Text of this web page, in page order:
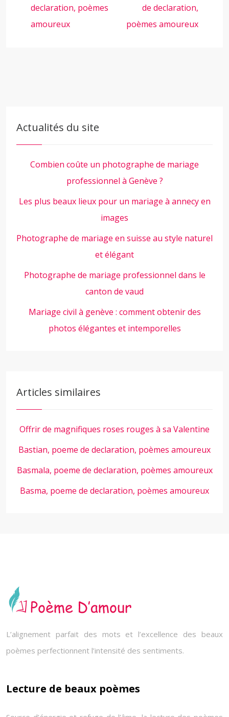
declaration, poèmes
amoureux
de declaration,
poèmes amoureux
Actualités du site
Combien coûte un photographe de mariage
professionnel à Genève ?
Les plus beaux lieux pour un mariage à annecy en
images
Photographe de mariage en suisse au style naturel
et élégant
Photographe de mariage professionnel dans le
canton de vaud
Mariage civil à genève : comment obtenir des
photos élégantes et intemporelles
Articles similaires
Offrir de magnifiques roses rouges à sa Valentine
Bastian, poeme de declaration, poèmes amoureux
Basmala, poeme de declaration, poèmes amoureux
Basma, poeme de declaration, poèmes amoureux
L’alignement parfait des mots et l’excellence des beaux
poèmes perfectionnent l’intensité des sentiments.
Lecture de beaux poèmes